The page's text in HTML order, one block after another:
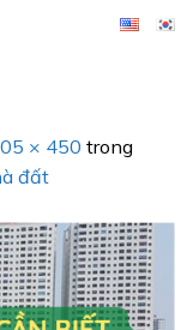
× 450 trong
đất